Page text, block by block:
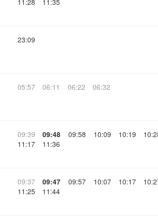
11:28
11:35
23:09
05:57 06:11 06:22 06:32
09:39 09:48 09:58 10:09 10:19
11:17
11:36
09:37 09:47 09:57 10:07 10:17
11:25
11:44